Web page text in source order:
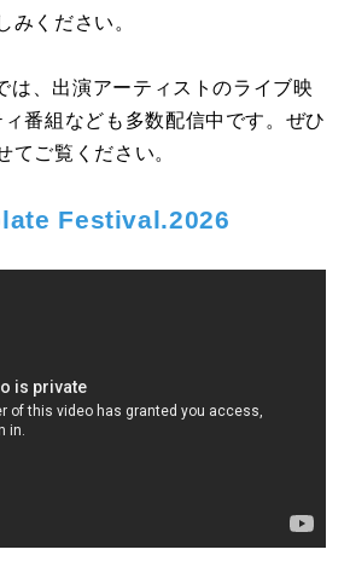
みください。
は、出演アーティストのライブ映
番組なども多数配信中です。ぜひ
てご覧ください。
Festival.2026